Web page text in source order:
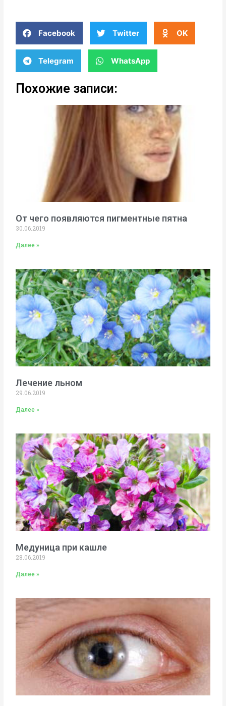
Facebook Twitter OK
Telegram WhatsApp
Похожие записи:
От чего появляются пигментные пятна
30.06.2019
Далее »
Лечение льном
29.06.2019
Далее »
Медуница при кашле
28.06.2019
Далее »